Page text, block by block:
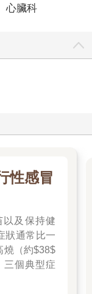
心臟科
性感冒
及保持健
狀通常比一
燒（約$38$
三個典型症